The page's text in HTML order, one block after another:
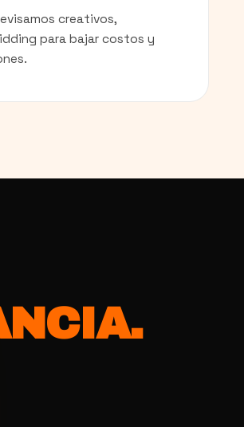
creativos,
para bajar costos y